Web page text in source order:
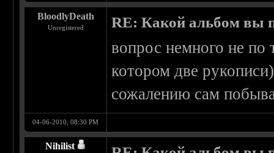
BloodlyDeath
Unregistered RE: Какой альбом вы
вопрос немного не по
котором две
сожалению сам
04-06-2010, 08:30 PM
Nihilist